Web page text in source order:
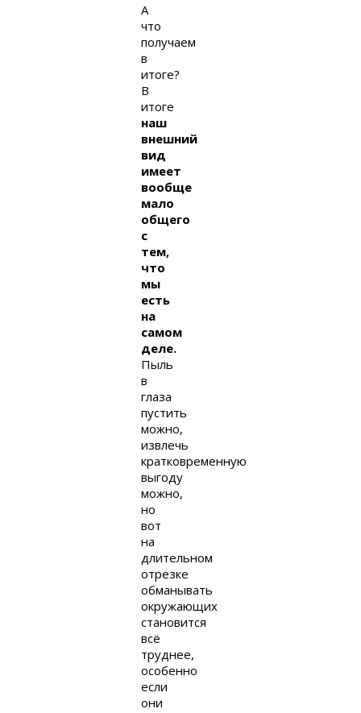
А
что
получаем
в
итоге?
В
итоге
наш
внешний
вид
имеет
вообще
мало
общего
с
тем,
что
мы
есть
на
самом
деле.
Пыль
в
глаза
пустить
можно,
извлечь
кратковременную
выгоду
можно,
но
вот
на
длительном
отрезке
обманывать
окружающих
становится
всё
труднее,
особенно
если
они